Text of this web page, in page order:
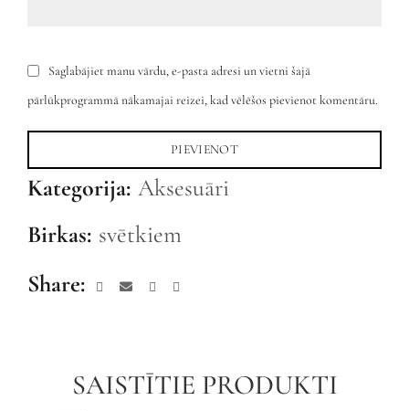
Saglabājiet manu vārdu, e-pasta adresi un vietni šajā
pārlūkprogrammā nākamajai reizei, kad vēlēšos pievienot komentāru.
Kategorija: Aksesuāri
Birkas: svētkiem
Share
SAISTĪTIE PRODUKTI